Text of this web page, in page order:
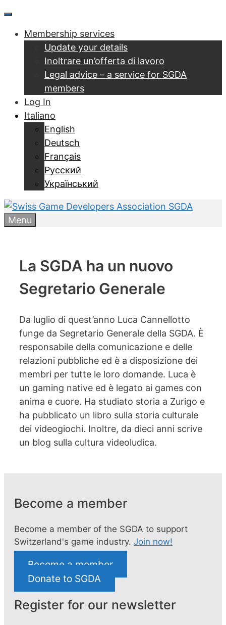
Vai
contenuto
Menu
Membership services
Update your details
Inoltrare un’offerta di lavoro
Legal advice – a service for SGDA
members
Log In
Italiano
English
Deutsch
Français
Русский
Український
Menu
La SGDA ha un nuovo
Segretario Generale
Da luglio di quest’anno Luca Cannellotto
funge da Segretario Generale della SGDA. È
responsabile della comunicazione e delle
relazioni pubbliche ed è a disposizione dei
membri per tutte le loro domande. Luca è
un gaming native ed è legato ai games con
anima e cuore. Ha studiato storia a Zurigo e
ha pubblicato un libro sulla storia culturale
dei videogiochi. Inoltre, da dieci anni scrive
un blog sulla cultura videoludica.
Become a member
Become a member of the SGDA to support
Switzerland's game industry. Join now!
Become a member
Donate to SGDA
Register for our newsletter